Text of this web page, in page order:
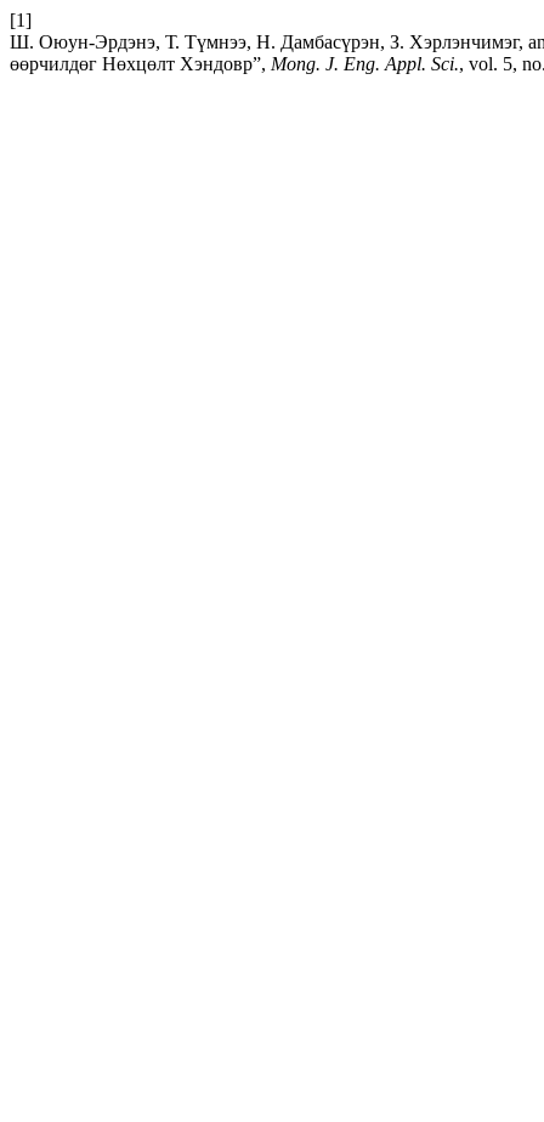
[1]
Ш. Оюун-Эрдэнэ, Т. Түмнээ, Н. Дамбасүрэн, З. Хэрлэнчимэг,
өөрчилдөг Нөхцөлт Хэндовр”, Mong. J. Eng. Appl. Sci., vol. 5,